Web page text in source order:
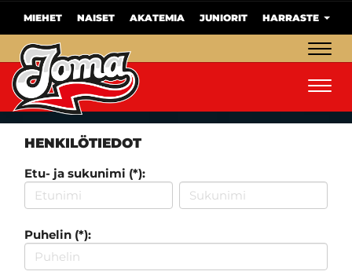
MIEHET NAISET AKATEMIA JUNIORIT HARRASTE
HENKILÖTIEDOT
Etu- ja sukunimi (*):
Puhelin (*):